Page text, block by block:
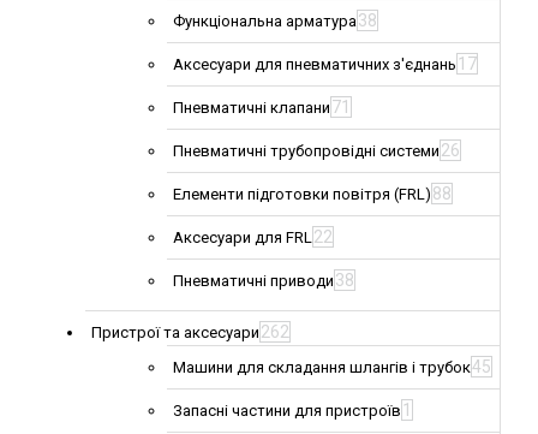
Функціональна арматура38
Аксесуари для пневматичних з'єднань 17
Пневматичні клапани 71
Пневматичні трубопровідні системи 26
Елементи підготовки повітря (FRL) 88
Аксесуари для FRL22
Пневматичні приводи 38
Пристрої та аксесуари 262
Машини для складання шлангів і трубок45
Запасні частини для пристроїв 1